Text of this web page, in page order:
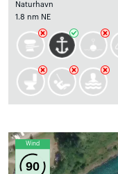
Naturhavn
1.8 nm NE
Wind
90